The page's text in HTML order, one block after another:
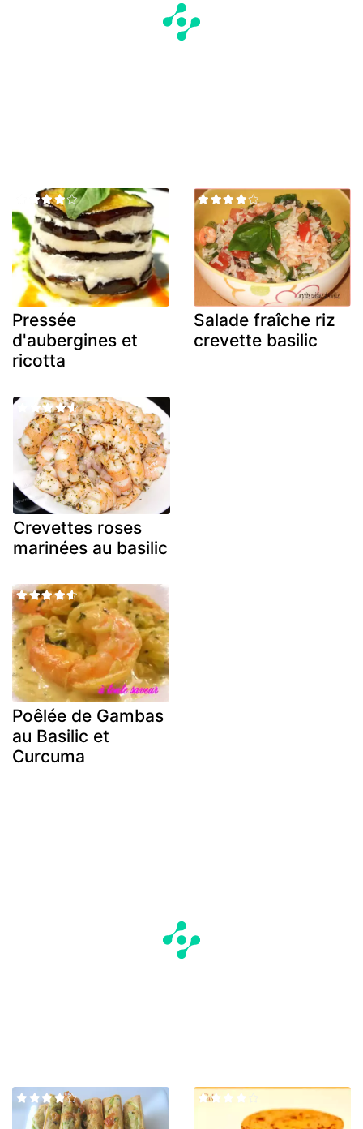
Pressée
d'aubergines et
ricotta
Salade fraîche riz
crevette basilic
Crevettes roses
marinées au basilic
Poêlée de Gambas
au Basilic et
Curcuma